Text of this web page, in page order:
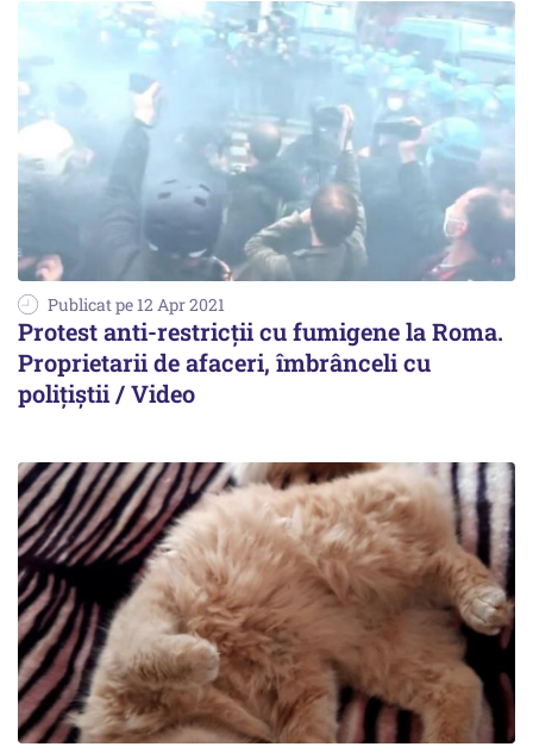
Publicat pe 12 Apr 2021
Protest anti-restricții cu fumigene la Roma.
Proprietarii de afaceri, îmbrânceli cu
polițiștii / Video